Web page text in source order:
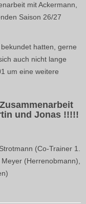
mit Ackermann,
Saison 26/27
hatten, gerne
auch nicht lange
um eine weitere
und Jonas !!!!!
(Co-Trainer 1.
(Herrenobmann),